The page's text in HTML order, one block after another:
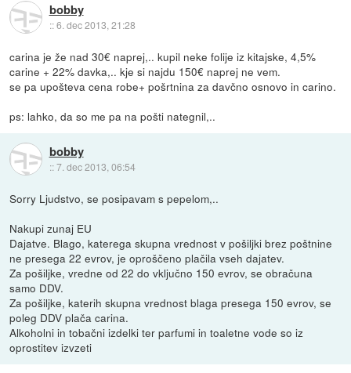
bobby
::6. dec 2013, 21:28
carina je že nad 30€ naprej,.. kupil neke folije iz kitajske, 4,5%
carine + 22% davka,.. kje si najdu 150€ naprej ne vem.
se pa upošteva cena robe+ pošrtnina za davčno osnovo in carino.
ps: lahko, da so me pa na pošti nategnil,..
bobby
::7. dec 2013, 06:54
Sorry Ljudstvo, se posipavam s pepelom,..
Nakupi zunaj EU
Dajatve. Blago, katerega skupna vrednost v pošiljki brez poštnine
ne presega 22 evrov, je oproščeno plačila vseh dajatev.
Za pošiljke, vredne od 22 do vključno 150 evrov, se obračuna
samo DDV.
Za pošiljke, katerih skupna vrednost blaga presega 150 evrov, se
poleg DDV plača carina.
Alkoholni in tobačni izdelki ter parfumi in toaletne vode so iz
oprostitev izvzeti